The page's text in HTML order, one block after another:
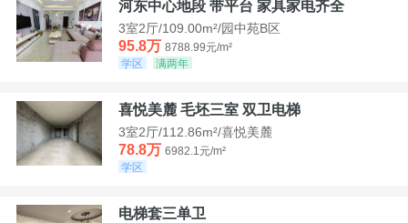
河东中心地段 带平台 家具家电齐全
3室2厅/109.00m²/园中苑B区
95.8万 8788.99元/m²
学区
满两年
喜悦美麓 毛坯三室 双卫电梯
3室2厅/112.86m²/喜悦美麓
78.8万 6982.1元/m²
学区
电梯套三单卫